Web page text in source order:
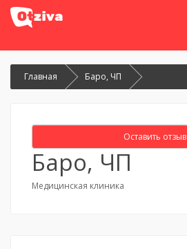
Главная Баро, ЧП
Оставить отзыв
Баро, ЧП
Медицинская клиника